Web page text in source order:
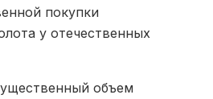
покупки
у отечественных
объем